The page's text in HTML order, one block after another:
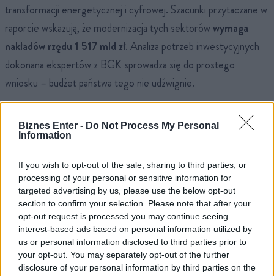
Biznes Enter - Do Not Process My Personal
Information
If you wish to opt-out of the sale, sharing to third parties, or
processing of your personal or sensitive information for
targeted advertising by us, please use the below opt-out
section to confirm your selection. Please note that after your
opt-out request is processed you may continue seeing
interest-based ads based on personal information utilized by
us or personal information disclosed to third parties prior to
your opt-out. You may separately opt-out of the further
disclosure of your personal information by third parties on the
transformacji energetycznej i cyfrowej. Szacunki przytaczane w
raporcie wskazują, że modernizacja tych sektorówwymaga
nakładów rzędu 1 517 mld zł. Analiza potrzeb inwestycyjnych
dokonana ekspertów z BGK sprowadza się do prostego
wniosku – budżet państwa tego nie udźwignie.
W samych inwestycjach infrastrukturalnych brakuje nam
około 380 mld zł.Tę różnicę między potrzebami a dostępnymi
Państwo jest zadłużone, o czym zresztą możecie przeczytać w
naszym otwarciu.Strumień środków unijnych będzie powoli
wysychał. Jedynym ratunkiem pozostaje kapitał prywatny. Ten
jednak nie płynie do strategicznych projektów. Jeśli nie
zmobilizujemy prywatnych pieniędzy funduszy i obywateli,
nam zapaść infrastrukturalna.Taki scenariusz zdusi rozwój